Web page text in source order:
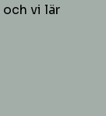
vi lär